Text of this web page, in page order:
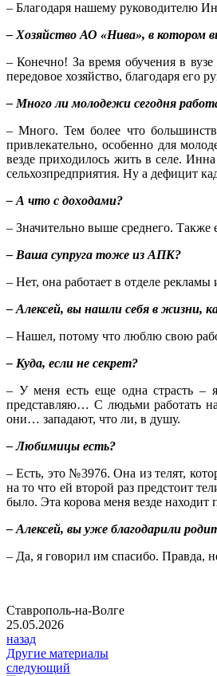
– Благодаря нашему руководителю
– Хозяйство АО «Нива», в котором
– Конечно! За время обучения в
передовое хозяйство, благодаря его
– Много ли молодежи сегодня
– Много. Тем более что
привлекательно, особенно для
везде приходилось жить в селе.
сельхозпредприятия. Ну а дефицит
– А что с доходами?
– Значительно выше среднего. Также
– Ваша супруга тоже из АПК?
– Нет, она работает в отделе
– Алексей, вы нашли себя в жизни,
– Нашел, потому что люблю свою
– Куда, если не секрет?
– У меня есть еще одна страсть –
представляю… С людьми работать
они… западают, что ли, в душу.
– Любимицы есть?
– Есть, это №3976. Она из телят,
на то что ей второй раз предстоит
было. Эта корова меня везде находит
– Алексей, вы уже благодарили
– Да, я говорил им спасибо. Правда,
Ставрополь-на-Волге
25.05.2026
назад
Другие материалы
следующий